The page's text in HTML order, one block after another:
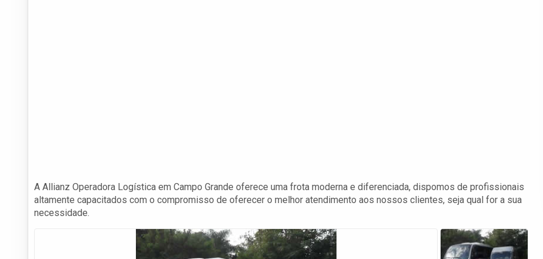
A Allianz Operadora Logística em Campo Grande oferece uma frota moderna e diferenciada, dispomos de profissionais
altamente capacitados com o compromisso de oferecer o melhor atendimento aos nossos clientes, seja qual for a sua
necessidade.